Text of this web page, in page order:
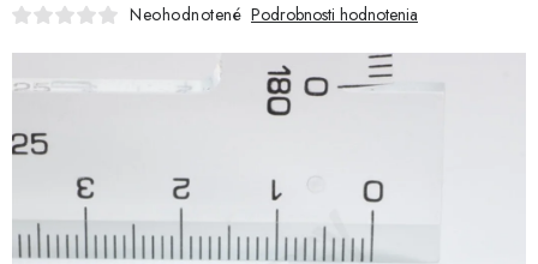
OSTATNÉ MAGNETY
Obchodné podmienky
Ochrana osobných údajov
Kontakt
Odstúpenie od zmluvy
Neohodnotené Podrobnosti hodnotenia